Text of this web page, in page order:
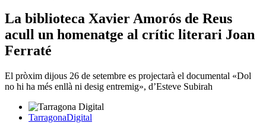
La biblioteca Xavier Amorós de Reus
acull un homenatge al crític literari Joan
Ferraté
El pròxim dijous 26 de setembre es projectarà el documental «Dol
no hi ha més enllà ni desig entremig», d’Esteve Subirah
TarragonaDigital